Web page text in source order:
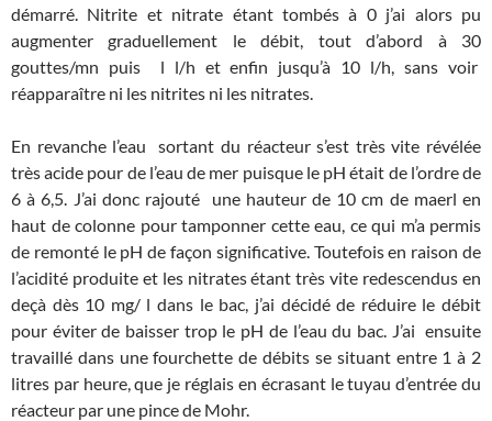
démarré. Nitrite et nitrate étant tombés à 0 j’ai alors pu
augmenter graduellement le débit, tout d’abord à 30
gouttes/mn puis l l/h et enfin jusqu’à 10 l/h, sans voir
réapparaître ni les nitrites ni les nitrates.
En revanche l’eau sortant du réacteur s’est très vite révélée
très acide pour de l’eau de mer puisque le pH était de l’ordre de
6 à 6,5. J’ai donc rajouté une hauteur de 10 cm de maerl en
haut de colonne pour tamponner cette eau, ce qui m’a permis
de remonté le pH de façon significative. Toutefois en raison de
l’acidité produite et les nitrates étant très vite redescendus en
deçà dès 10 mg/ l dans le bac, j’ai décidé de réduire le débit
pour éviter de baisser trop le pH de l’eau du bac. J’ai ensuite
travaillé dans une fourchette de débits se situant entre 1 à 2
litres par heure, que je réglais en écrasant le tuyau d’entrée du
réacteur par une pince de Mohr.